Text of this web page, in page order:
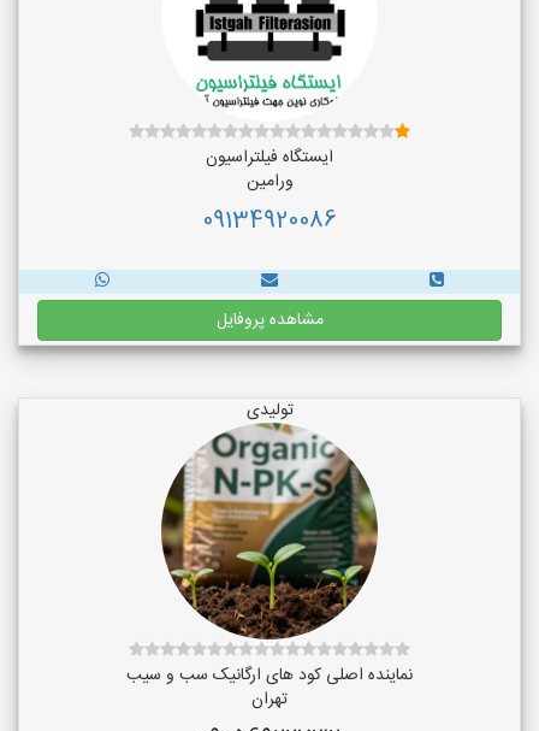
ایستگاه فیلتراسیون
ورامین
09134920086
مشاهده پروفایل
تولیدی
نماینده اصلی کود های ارگانیک سب و سیب
تهران